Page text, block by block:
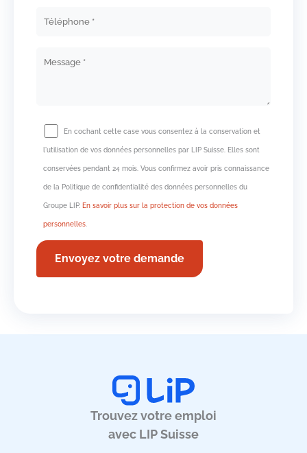
En cochant cette case vous consentez à la conservation et
l'utilisation de vos données personnelles par LIP Suisse. Elles sont
conservées pendant 24 mois. Vous confirmez avoir pris connaissance
de la Politique de confidentialité des données personnelles du
Groupe LIP. En savoir plus sur la protection de vos données
personnelles.
Trouvez votre emploi
avec LIP Suisse